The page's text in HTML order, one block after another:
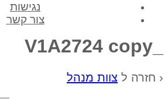
נגישות
צור קשר
‹ חזרה ל צוות מנהל